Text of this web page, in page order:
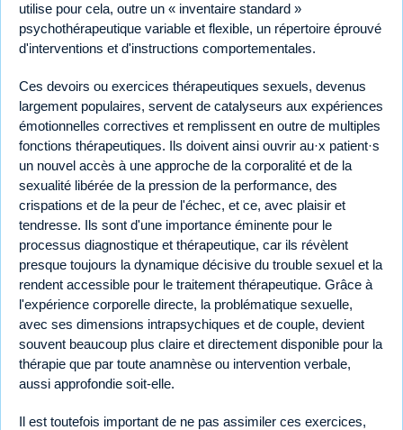
utilise pour cela, outre un « inventaire standard »
psychothérapeutique variable et flexible, un répertoire éprouvé
d'interventions et d'instructions comportementales.
Ces devoirs ou exercices thérapeutiques sexuels, devenus
largement populaires, servent de catalyseurs aux expériences
émotionnelles correctives et remplissent en outre de multiples
fonctions thérapeutiques. Ils doivent ainsi ouvrir au·x patient·s
un nouvel accès à une approche de la corporalité et de la
sexualité libérée de la pression de la performance, des
crispations et de la peur de l'échec, et ce, avec plaisir et
tendresse. Ils sont d'une importance éminente pour le
processus diagnostique et thérapeutique, car ils révèlent
presque toujours la dynamique décisive du trouble sexuel et la
rendent accessible pour le traitement thérapeutique. Grâce à
l'expérience corporelle directe, la problématique sexuelle,
avec ses dimensions intrapsychiques et de couple, devient
souvent beaucoup plus claire et directement disponible pour la
thérapie que par toute anamnèse ou intervention verbale,
aussi approfondie soit-elle.
Il est toutefois important de ne pas assimiler ces exercices,